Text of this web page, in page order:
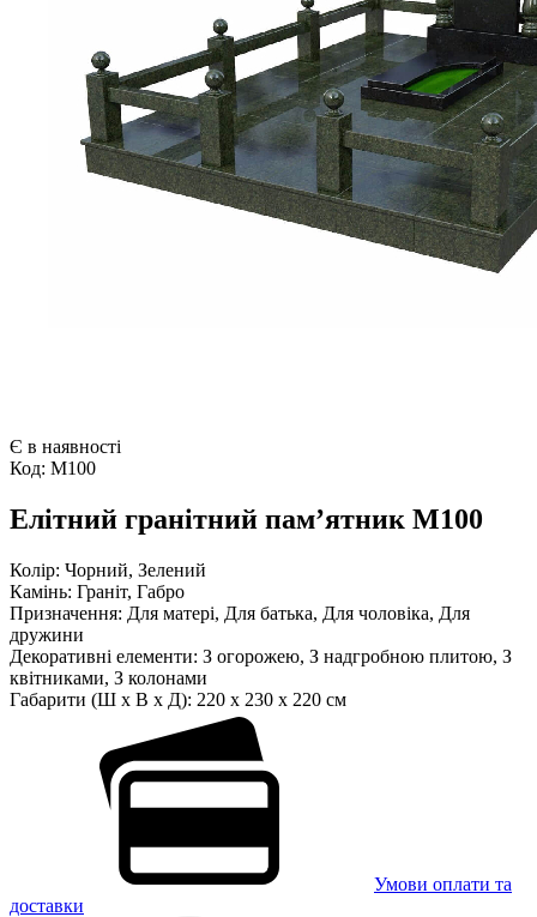
Є в наявності
Код: М100
Елітний гранітний пам’ятник М100
Колір: Чорний, Зелений
Камінь: Граніт, Габро
Призначення: Для матері, Для батька, Для чоловіка, Для
дружини
Декоративні елементи: З огорожею, З надгробною плитою, З
квітниками, З колонами
Габарити (Ш x В x Д): 220 x 230 x 220 см
Умови оплати та
доставки